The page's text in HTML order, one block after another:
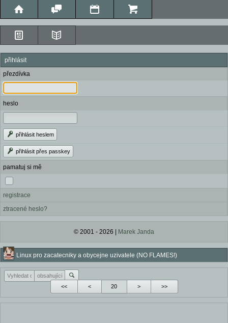
přihlásit
přezdívka
heslo
přihlásit heslem
přihlásit přes passkey
pamatuj si mě
registrace
ztracené heslo?
© 2001 - 2026 | Marek Janda
Linux pro zacatecniky a obycejne uzivatele (NO FLAMES!)
<< < > >>